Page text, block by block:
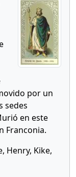
por un
sedes
en este
Franconia.
Henry, Kike,